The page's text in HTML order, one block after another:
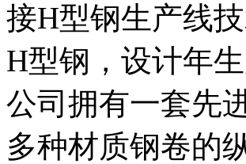
接H型钢生产线
H型钢，设计年
公司拥有一套先
多种材质钢卷的